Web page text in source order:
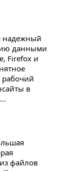
надежный
данными
Firefox и
рабочий
в
файлов